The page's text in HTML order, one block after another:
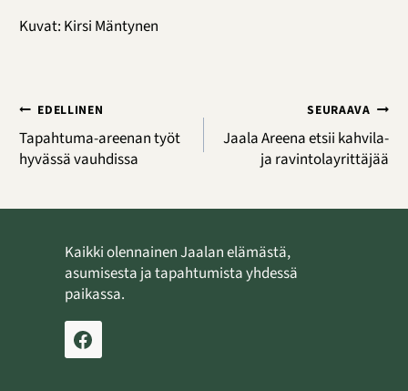
Kuvat: Kirsi Mäntynen
Artikkelien
selaus
EDELLINEN
Tapahtuma-areenan työt
hyvässä vauhdissa
SEURAAVA
Jaala Areena etsii kahvila-
ja ravintolayrittäjää
Kaikki olennainen Jaalan elämästä,
asumisesta ja tapahtumista yhdessä
paikassa.